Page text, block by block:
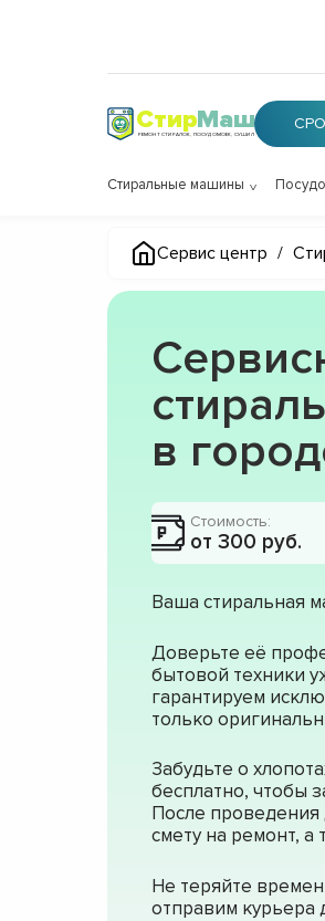
СтирМаш
РЕМОНТ СТИРАЛОК, ПОСУДОМОЕК, СУШИЛОК
Стиральные машины
Сервис центр /
в
Стоимость:
от 300 руб.
Ваша стиральная
Доверьте её
бытовой техники
гарантируем
только
Забудьте о
бесплатно, чтобы
После
смету на ремонт,
Не теряйте
отправим курьера